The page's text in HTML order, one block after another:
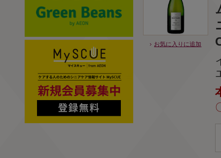
お気に入りに追加